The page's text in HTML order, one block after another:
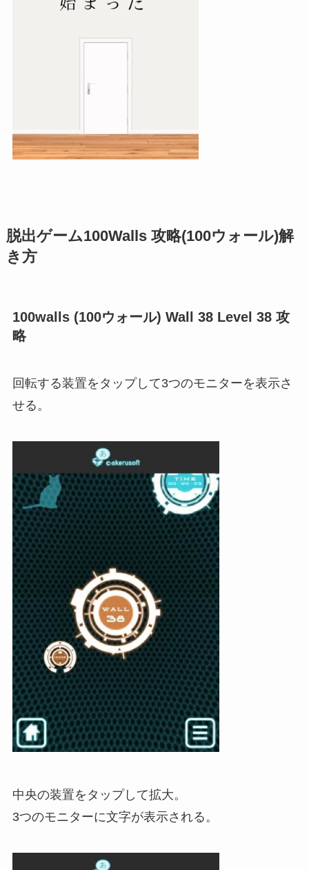
脱出ゲーム100Walls 攻略(100ウォール)解
き方
100walls (100ウォール) Wall 38 Level 38 攻
略
回転する装置をタップして3つのモニターを表示さ
せる。
中央の装置をタップして拡大。
3つのモニターに文字が表示される。